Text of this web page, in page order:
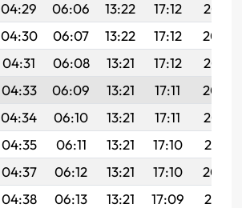
04:29 06:06 13:22 17:12
20:27
04:30 06:07 13:22 17:12
20:26
04:31 06:08 13:21 17:12
20:25
04:33 06:09 13:21 17:11
20:24
04:34 06:10 13:21 17:11
20:22
04:35 06:11 13:21 17:10
20:21
04:37 06:12 13:21 17:10
20:20
04:38 06:13 13:21 17:09
20:19